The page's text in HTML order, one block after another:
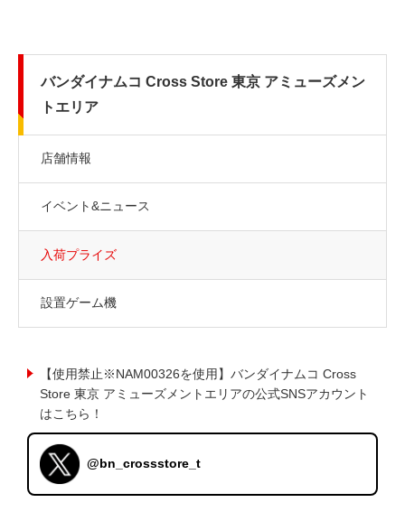
バンダイナムコ Cross Store 東京 アミューズメン
トエリア
店舗情報
イベント&ニュース
入荷プライズ
設置ゲーム機
【使用禁止※NAM00326を使用】バンダイナムコ Cross
Store 東京 アミューズメントエリアの公式SNSアカウント
はこちら！
@bn_crossstore_t